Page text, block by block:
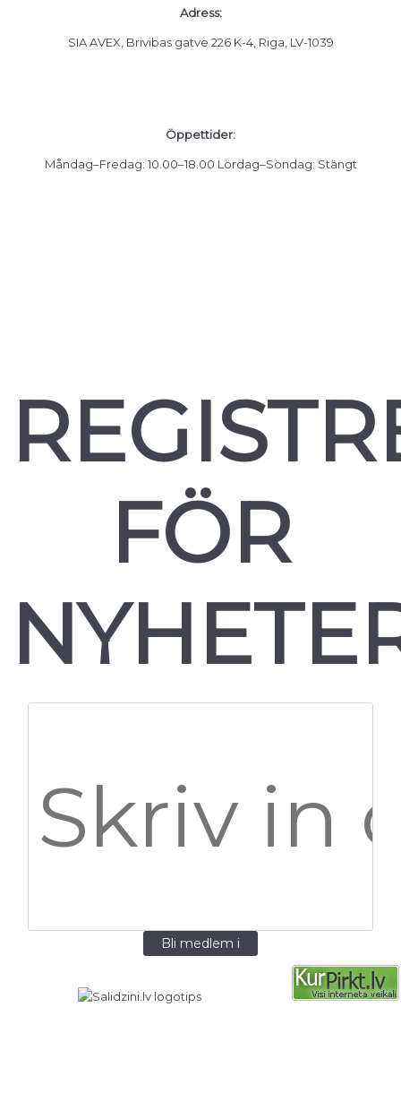
Adress:
SIA AVEX, Brivibas gatve 226 K-4, Riga, LV-1039
Öppettider:
Måndag–Fredag: 10.00–18.00 Lördag–Söndag: Stängt
FÖR